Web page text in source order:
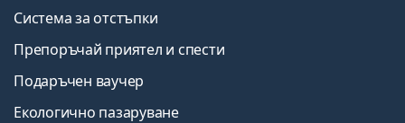
Система за отстъпки
Препоръчай приятел и спести
Подаръчен ваучер
Екологично пазаруване